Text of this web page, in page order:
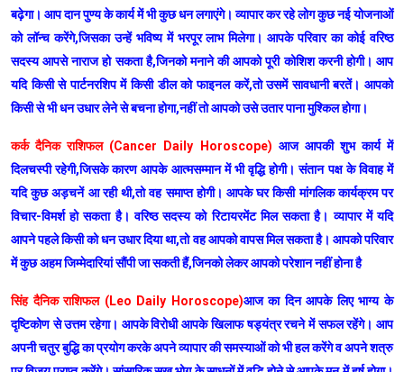
बढ़ेगा। आप दान पुण्य के कार्य में भी कुछ धन लगाएंगे। व्यापार कर रहे लोग कुछ नई योजनाओं
को लॉन्च करेंगे,जिसका उन्हें भविष्य में भरपूर लाभ मिलेगा। आपके परिवार का कोई वरिष्ठ
सदस्य आपसे नाराज हो सकता है,जिनको मनाने की आपको पूरी कोशिश करनी होगी। आप
यदि किसी से पार्टनरशिप में किसी डील को फाइनल करें,तो उसमें सावधानी बरतें। आपको
किसी से भी धन उधार लेने से बचना होगा,नहीं तो आपको उसे उतार पाना मुश्किल होगा।
कर्क दैनिक राशिफल (Cancer Daily Horoscope) आज आपकी शुभ कार्य में
दिलचस्पी रहेगी,जिसके कारण आपके आत्मसम्मान में भी वृद्धि होगी। संतान पक्ष के विवाह में
यदि कुछ अड़चनें आ रही थी,तो वह समाप्त होगी। आपके घर किसी मांगलिक कार्यक्रम पर
विचार-विमर्श हो सकता है। वरिष्ठ सदस्य को रिटायरमेंट मिल सकता है। व्यापार में यदि
आपने पहले किसी को धन उधार दिया था,तो वह आपको वापस मिल सकता है। आपको परिवार
में कुछ अहम जिम्मेदारियां सौंपी जा सकती हैं,जिनको लेकर आपको परेशान नहीं होना है
सिंह दैनिक राशिफल (Leo Daily Horoscope)आज का दिन आपके लिए भाग्य के
दृष्टिकोण से उत्तम रहेगा। आपके विरोधी आपके खिलाफ षड्यंत्र रचने में सफल रहेंगे। आप
अपनी चतुर बुद्धि का प्रयोग करके अपने व्यापार की समस्याओं को भी हल करेंगे व अपने शत्रु